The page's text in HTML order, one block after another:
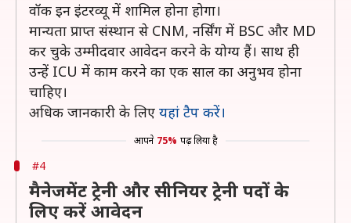
वॉक इन इंटरव्यू में शामिल होना होगा।
मान्यता प्राप्त संस्थान से CNM, नर्सिंग में BSC और MD
कर चुके उम्मीदवार आवेदन करने के योग्य हैं। साथ ही
उन्हें ICU में काम करने का एक साल का अनुभव होना
चाहिए।
अधिक जानकारी के लिए यहां टैप करें।
आपने 75% पढ़ लिया है
#4
मैनेजमेंट ट्रेनी और सीनियर ट्रेनी पदों के
लिए करें आवेदन